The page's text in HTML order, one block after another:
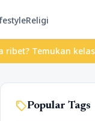
Religi
kelas seru
sellPopular Tags